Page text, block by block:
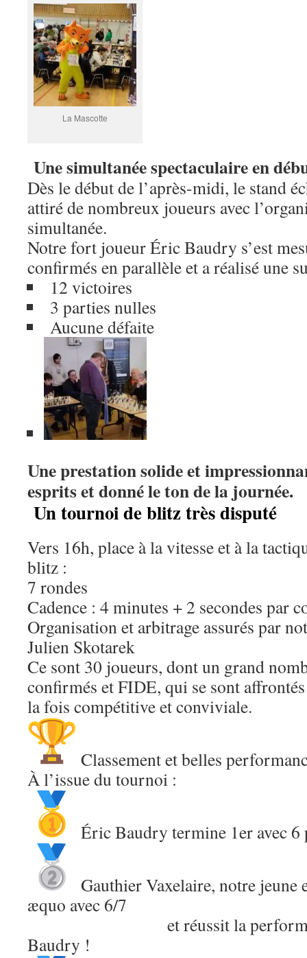
La Mascotte
Une simultanée spectaculaire en
Dès le début de l’après-midi, le stand
attiré de nombreux joueurs avec
simultanée.
Notre fort joueur Éric Baudry s’est
confirmés en parallèle et a réalisé une
12 victoires
3 parties nulles
Aucune défaite
Une prestation solide et
esprits et donné le ton de la journée.
Un tournoi de blitz très disputé
Vers 16h, place à la vitesse et à la
blitz :
7 rondes
Cadence : 4 minutes + 2 secondes par
Organisation et arbitrage assurés par
Julien Skotarek
Ce sont 30 joueurs, dont un grand
confirmés et FIDE, qui se sont
la fois compétitive et conviviale.
Classement et belles
À l’issue du tournoi :
Éric Baudry termine 1er avec 6
Gauthier Vaxelaire, notre jeune
æquo avec 6/7
et réussit la performance
Baudry !